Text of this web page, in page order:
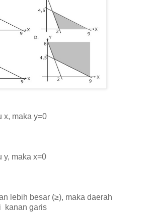
x, maka y=0
y, maka x=0
lebih besar (≥), maka daerah
kanan garis